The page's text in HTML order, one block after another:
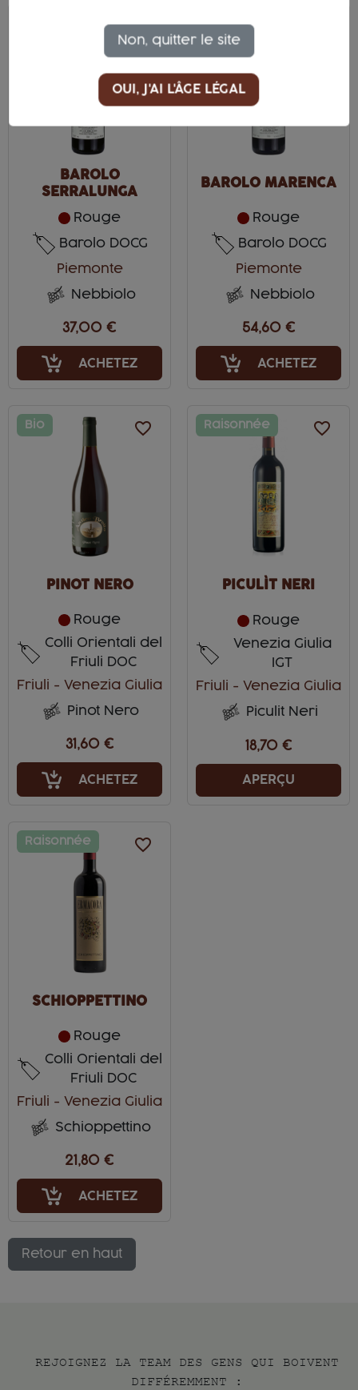
favorite_border
BAROLO
SERRALUNGA
Rouge
Barolo DOCG
Piemonte
Nebbiolo
37,00 €
ACHETEZ
BAROLO MARENCA
Rouge
Barolo DOCG
Piemonte
Nebbiolo
54,60 €
ACHETEZ
favorite_border
Bio
PINOT NERO
Rouge
Colli Orientali del
Friuli DOC
Friuli - Venezia Giulia
Pinot Nero
31,60 €
ACHETEZ
favorite_border
Raisonnée
PICULÌT NERI
Rouge
Venezia Giulia
IGT
Friuli - Venezia Giulia
Piculit Neri
18,70 €
APERÇU
favorite_border
Raisonnée
SCHIOPPETTINO
Rouge
Colli Orientali del
Friuli DOC
Friuli - Venezia Giulia
Schioppettino
21,80 €
ACHETEZ
Retour en haut
REJOIGNEZ LA TEAM DES GENS QUI BOIVENT
DIFFÉREMMENT :
Non, quitter le site
OUI, J'AI L'ÂGE LÉGAL